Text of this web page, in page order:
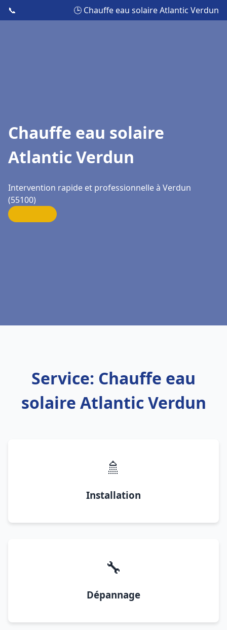
📞 🕒 Chauffe eau solaire Atlantic Verdun
Chauffe eau solaire
Atlantic Verdun
Intervention rapide et professionnelle à Verdun
(55100)
Service: Chauffe eau
solaire Atlantic Verdun
🚿
Installation
🔧
Dépannage